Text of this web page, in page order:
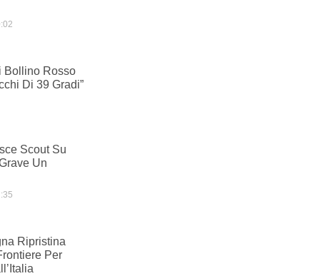
Bollino Rosso
Di 39 Gradi”
Scout Su
Un
Ripristina
Per